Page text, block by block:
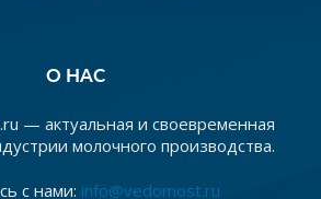
О НАС
— актуальная и своевременная
молочного производства.
с нами: info@vedomost.ru